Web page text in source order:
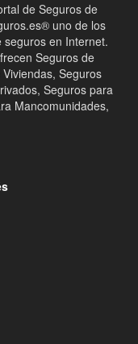
de Seguros de
uno de los
en Internet.
Seguros de
Seguros
Seguros para
Mancomunidades,